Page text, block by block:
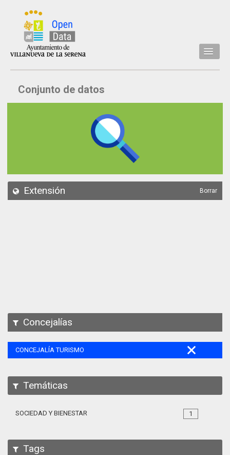
Inicio
Datos
API
Conjunto de datos
Extensión Borrar
Concejalías
CONCEJALÍA TURISMO
Temáticas
1
SOCIEDAD Y BIENESTAR
Tags